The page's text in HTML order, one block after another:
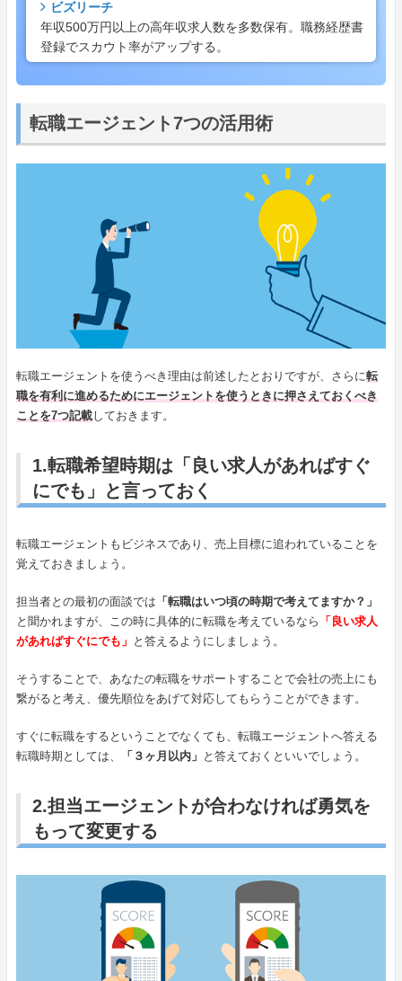
ビズリーチ
年収500万円以上の高年収求人数を多数保有。職務経歴書
登録でスカウト率がアップする。
転職エージェント7つの活用術
転職エージェントを使うべき理由は前述したとおりですが、さらに転
職を有利に進めるためにエージェントを使うときに押さえておくべき
ことを7つ記載しておきます。
1.転職希望時期は「良い求人があればすぐ
にでも」と言っておく
転職エージェントもビジネスであり、売上目標に追われていることを
覚えておきましょう。
担当者との最初の面談では 「転職はいつ頃の時期で考えてますか？」
と聞かれますが、この時に具体的に転職を考えているなら 「良い求人
があればすぐにでも」 と答えるようにしましょう。
そうすることで、あなたの転職をサポートすることで会社の売上にも
繋がると考え、優先順位をあげて対応してもらうことができます。
すぐに転職をするということでなくても、転職エージェントへ答える
転職時期としては、
「３ヶ月以内」 と答えておくといいでしょう。
2.担当エージェントが合わなければ勇気を
もって変更する